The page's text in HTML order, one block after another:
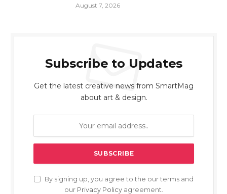
August 7, 2026
Subscribe to Updates
Get the latest creative news from SmartMag
about art & design.
By signing up, you agree to the our terms and
our Privacy Policy agreement.